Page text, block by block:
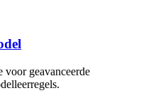
geavanceerde